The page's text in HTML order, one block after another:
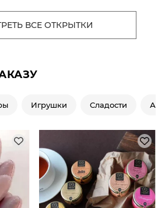
ВСЕ ОТКРЫТКИ
Игрушки Сладости